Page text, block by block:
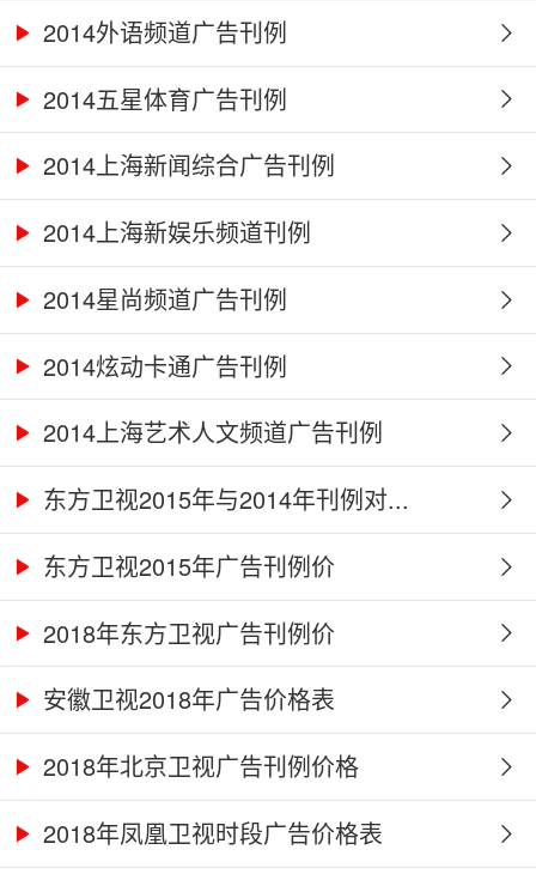
2014外语频道广告刊例
2014五星体育广告刊例
2014上海新闻综合广告刊例
2014上海新娱乐频道刊例
2014星尚频道广告刊例
2014炫动卡通广告刊例
2014上海艺术人文频道广告刊例
东方卫视2015年与2014年刊例对...
东方卫视2015年广告刊例价
2018年东方卫视广告刊例价
安徽卫视2018年广告价格表
2018年北京卫视广告刊例价格
2018年凤凰卫视时段广告价格表